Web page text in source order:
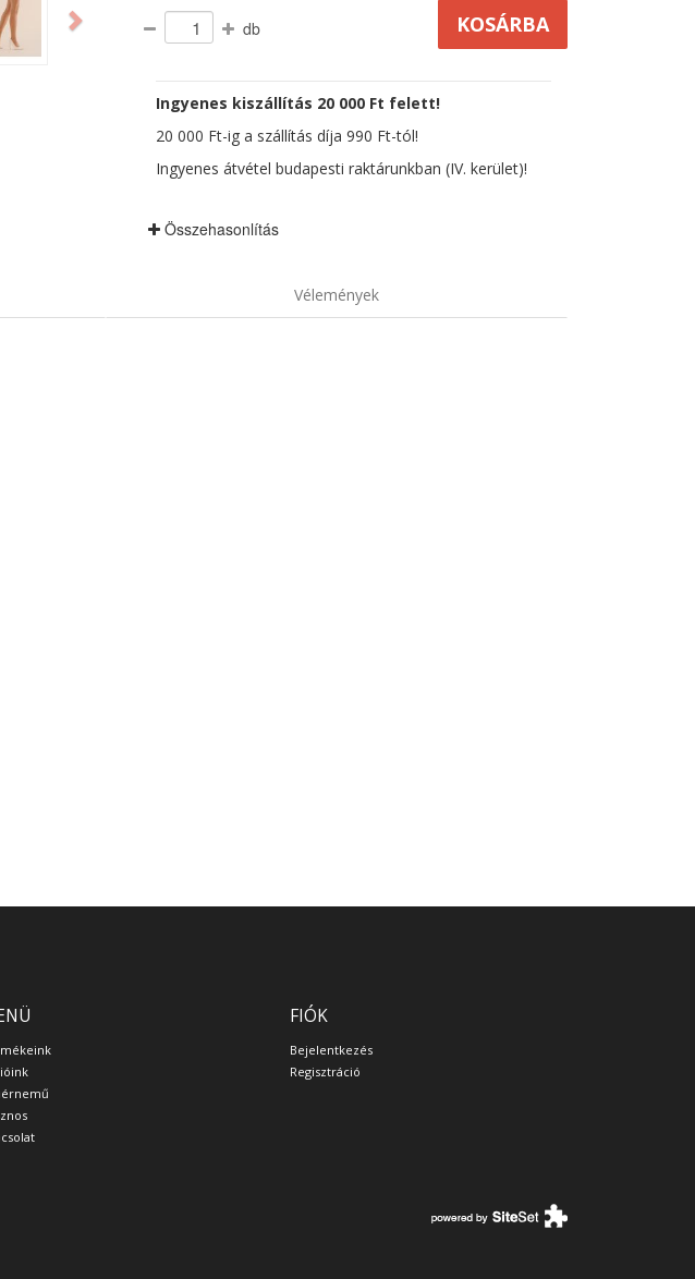
db
Ingyenes kiszállítás 20 000 Ft felett!
20 000 Ft-ig a szállítás díja 990 Ft-tól!
Ingyenes átvétel budapesti raktárunkban (IV. kerület)!
Összehasonlítás
Vélemények
FIÓK
Bejelentkezés
Regisztráció